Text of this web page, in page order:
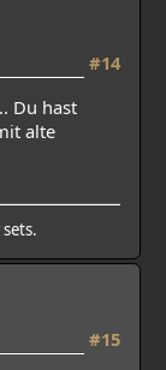
#14
Du hast
alte
#15